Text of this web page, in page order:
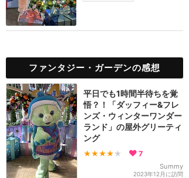
ファンタジー・ガーデンの感想
平日でも1時間半待ちを覚
悟？！「ダッフィー&フレ
ンズ・ウィンターワンダー
ランド」の屋外グリーティ
ング
★★★★ ★ 7
Summy
2023年12月に訪問